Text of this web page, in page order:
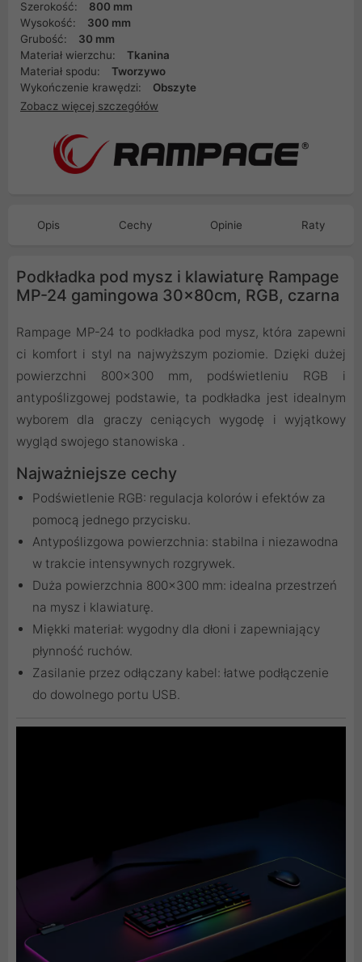
Szerokość:
800 mm
Wysokość:
300 mm
Grubość:
30 mm
Materiał wierzchu:
Tkanina
Materiał spodu:
Tworzywo
Wykończenie krawędzi:
Obszyte
Zobacz więcej szczegółów
Opis Cechy Opinie Raty
Podkładka pod mysz i klawiaturę Rampage
MP-24 gamingowa 30x80cm, RGB, czarna
Rampage MP-24 to podkładka pod mysz, która zapewni
ci komfort i styl na najwyższym poziomie. Dzięki dużej
powierzchni 800x300 mm, podświetleniu RGB i
antypoślizgowej podstawie, ta podkładka jest idealnym
wyborem dla graczy ceniących wygodę i wyjątkowy
wygląd swojego stanowiska .
Najważniejsze cechy
Podświetlenie RGB: regulacja kolorów i efektów za
pomocą jednego przycisku.
Antypoślizgowa powierzchnia: stabilna i niezawodna
w trakcie intensywnych rozgrywek.
Duża powierzchnia 800x300 mm: idealna przestrzeń
na mysz i klawiaturę.
Miękki materiał: wygodny dla dłoni i zapewniający
płynność ruchów.
Zasilanie przez odłączany kabel: łatwe podłączenie
do dowolnego portu USB.